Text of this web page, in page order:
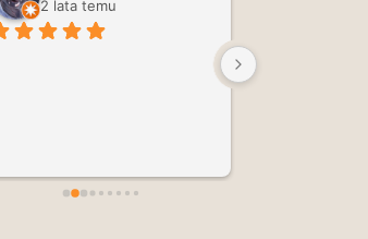
2 lata temu